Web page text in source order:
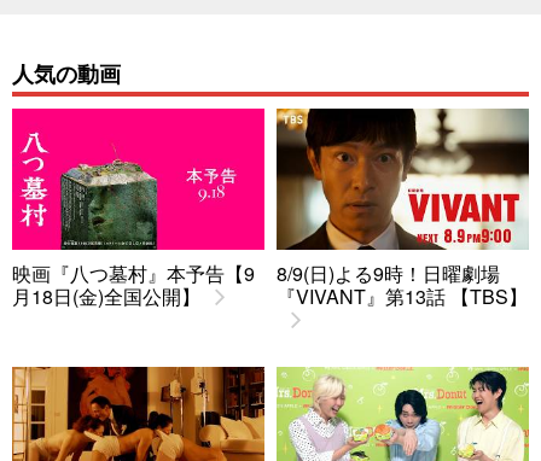
人気の動画
映画『八つ墓村』本予告【9
月18日(金)全国公開】
8/9(日)よる9時！日曜劇場
『VIVANT』第13話 【TBS】